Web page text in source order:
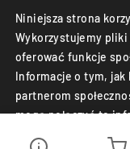
Niniejsza strona
Wykorzystujemy
oferować funkcje
Informacje o tym,
partnerom
mogą połączyć te
lub uzyskanymi